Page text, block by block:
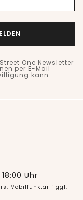
One Newsletter
per E-Mail
kann
Uhr
Mobilfunktarif ggf.